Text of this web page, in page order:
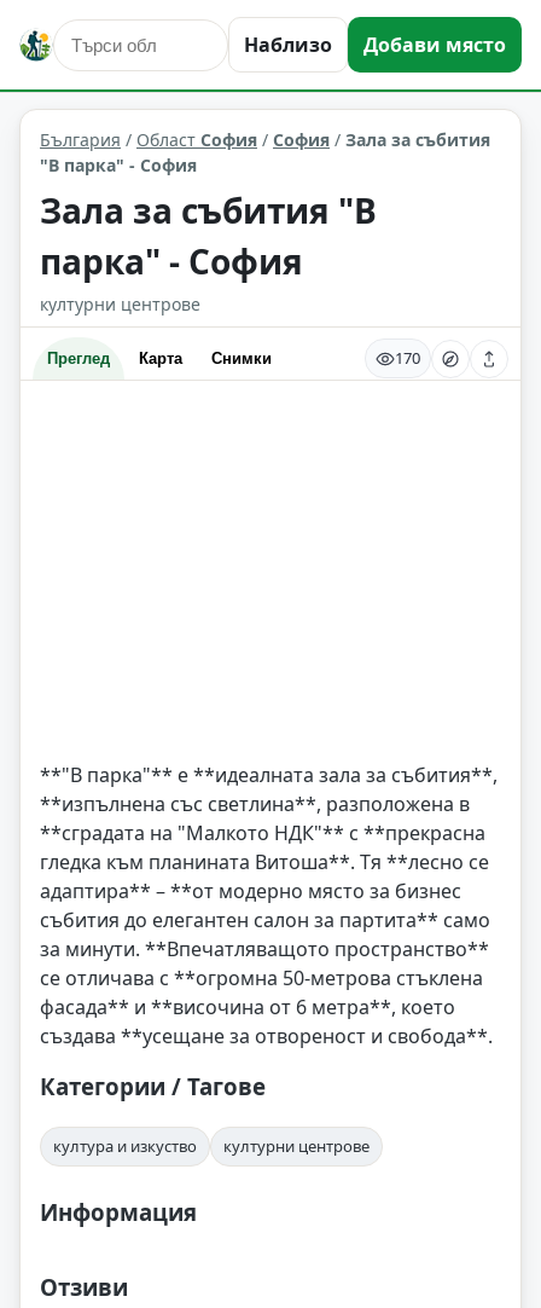
Наблизо Добави място
култура и изкуство София Област: София
България / Област София / София / Зала за събития
"В парка" - София
Зала за събития "В
парка" - София
културни центрове
Преглед Карта Снимки 170
**"В парка"** е **идеалната зала за събития**,
**изпълнена със светлина**, разположена в
**сградата на "Малкото НДК"** с **прекрасна
гледка към планината Витоша**. Тя **лесно се
адаптира** – **от модерно място за бизнес
събития до елегантен салон за партита** само
за минути. **Впечатляващото пространство**
се отличава с **огромна 50-метрова стъклена
фасада** и **височина от 6 метра**, което
създава **усещане за отвореност и свобода**.
Категории / Тагове
култура и изкуство културни центрове
Информация
Отзиви